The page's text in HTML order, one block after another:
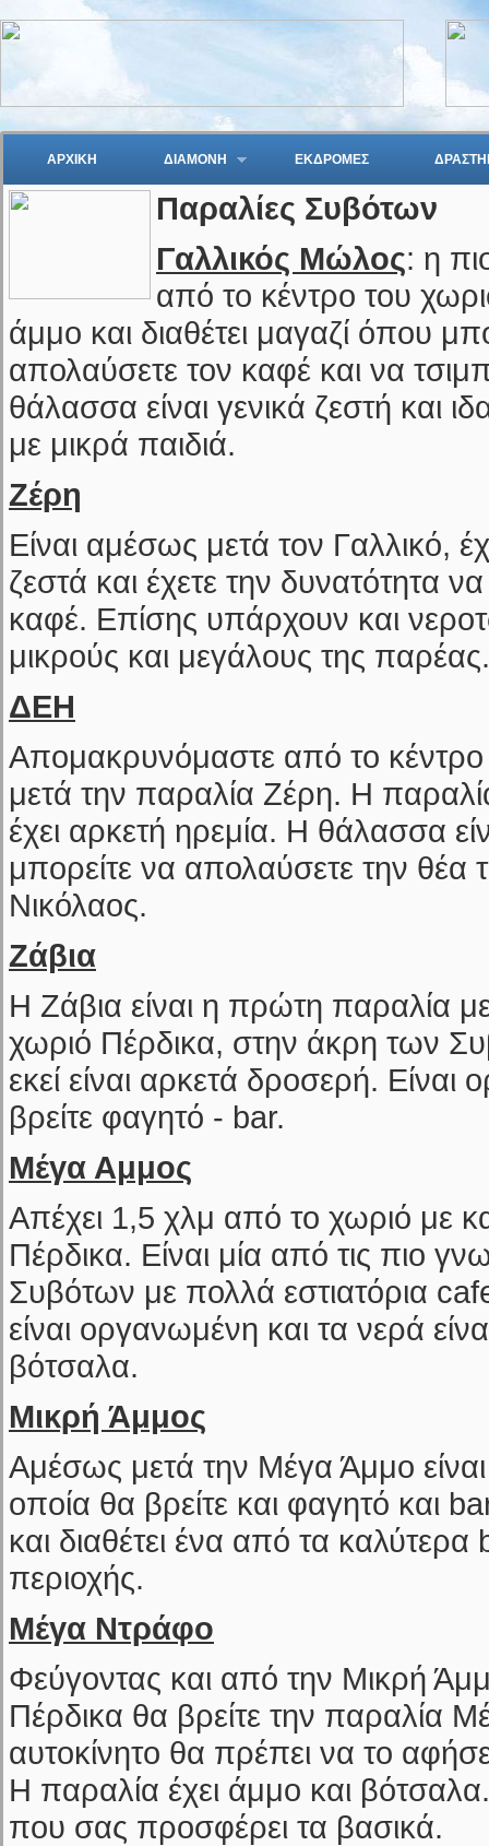
ΑΡΧΙΚΗ ΔΙΑΜΟΝΗ ΕΚΔΡΟΜΕΣ
Παραλίες Συβότων
Γαλλικός Μώλος: η
από το κέντρο του
άμμο και διαθέτει μαγαζί όπου
απολαύσετε τον καφέ και να
θάλασσα είναι γενικά ζεστή και
με μικρά παιδιά.
Ζέρη
Είναι αμέσως μετά τον Γαλλικό,
ζεστά και έχετε την δυνατότητα
καφέ. Επίσης υπάρχουν και
μικρούς και μεγάλους της παρέας.
ΔΕΗ
Απομακρυνόμαστε από το
μετά την παραλία Ζέρη. Η
έχει αρκετή ηρεμία. Η θάλασσα
μπορείτε να απολαύσετε την θέα
Νικόλαος.
Ζάβια
Η Ζάβια είναι η πρώτη παραλία
χωριό Πέρδικα, στην άκρη των
εκεί είναι αρκετά δροσερή.
βρείτε φαγητό - bar.
Μέγα Αμμος
Απέχει 1,5 χλμ από το χωριό με
Πέρδικα. Είναι μία από τις πιο
Συβότων με πολλά εστιατόρια
είναι οργανωμένη και τα νερά
βότσαλα.
Μικρή Άμμος
Αμέσως μετά την Μέγα Άμμο
οποία θα βρείτε και φαγητό και
και διαθέτει ένα από τα
περιοχής.
Μέγα Ντράφο
Φεύγοντας και από την Μικρή
Πέρδικα θα βρείτε την παραλία
αυτοκίνητο θα πρέπει να το
Η παραλία έχει άμμο και
που σας προσφέρει τα βασικά.